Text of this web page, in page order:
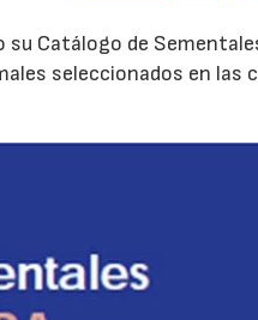
su Catálogo de
seleccionados en las